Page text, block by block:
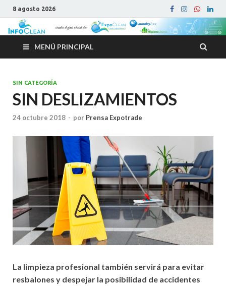
8 agosto 2026
MENÚ PRINCIPAL
SIN CATEGORÍA
SIN DESLIZAMIENTOS
24 octubre 2018 - por Prensa Expotrade
La limpieza profesional también servirá para evitar
resbalones y despejar la posibilidad de accidentes